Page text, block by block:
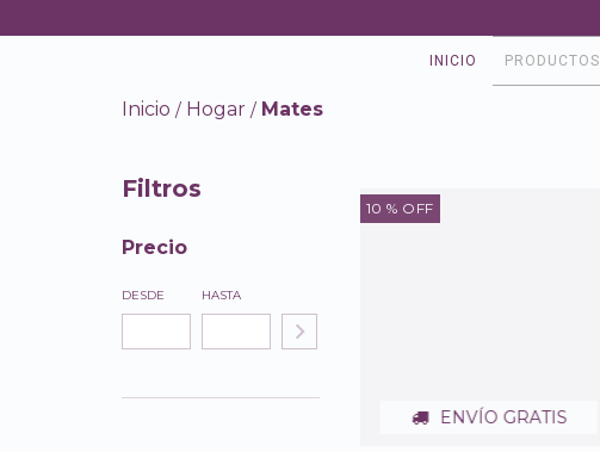
INICIO PRODUCTOS
Inicio / Hogar / Mates
Filtros
Precio
DESDE HASTA
10 % OFF
ENVÍO GRATIS